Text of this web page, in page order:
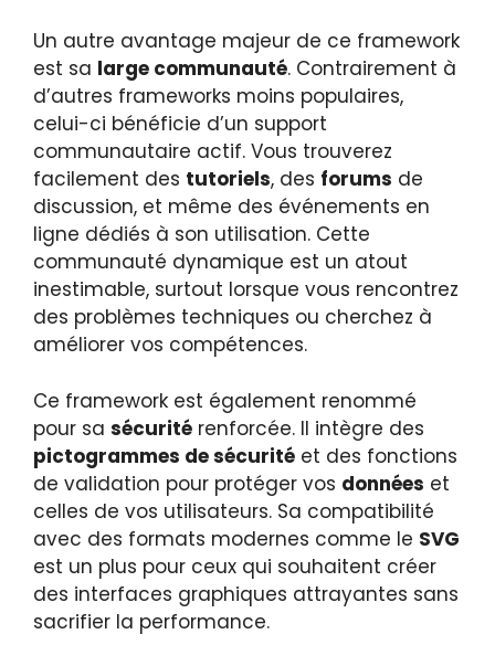
Un autre avantage majeur de ce framework
est sa large communauté. Contrairement à
d’autres frameworks moins populaires,
celui-ci bénéficie d’un support
communautaire actif. Vous trouverez
facilement des tutoriels, des forums de
discussion, et même des événements en
ligne dédiés à son utilisation. Cette
communauté dynamique est un atout
inestimable, surtout lorsque vous rencontrez
des problèmes techniques ou cherchez à
améliorer vos compétences.
Ce framework est également renommé
pour sa sécurité renforcée. Il intègre des
pictogrammes de sécurité et des fonctions
de validation pour protéger vos données et
celles de vos utilisateurs. Sa compatibilité
avec des formats modernes comme le SVG
est un plus pour ceux qui souhaitent créer
des interfaces graphiques attrayantes sans
sacrifier la performance.